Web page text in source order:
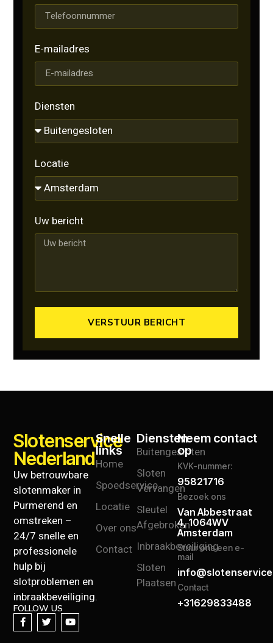
E-mailadres
Diensten
Locatie
Uw bericht
VERSTUUR BERICHT
Slotenservice
Nederland
Uw betrouwbare
slotenmaker in
Purmerend en
omstreken –
24/7 snelle en
professionele
hulp bij
slotproblemen en
inbraakbeveiliging.
FOLLOW US
Snelle
links
Home
Spoedservice
Locatie
Over ons
Contact
Diensten
Buitengesloten
Sloten
Vervangen
Sleutel
Afgebroken
Inbraakbeveiliging
Sloten
Plaatsen
Neem contact
op
KVK-nummer:
95821716
Bezoek ons
Van Abbestraat
4, 1064WV
Amsterdam
Stuur ons een e-
mail
Contact
+31629833488